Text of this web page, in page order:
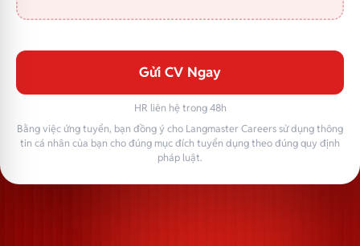
Gửi CV Ngay
HR liên hệ trong 48h
Bằng việc ứng tuyển, bạn đồng ý cho Langmaster Careers sử dụng thông
tin cá nhân của bạn cho đúng mục đích tuyển dụng theo đúng quy định
pháp luật.